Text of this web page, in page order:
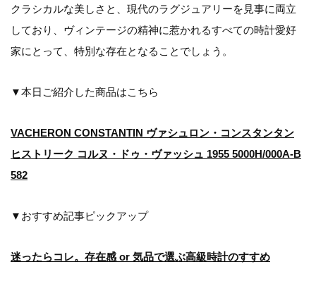
クラシカルな美しさと、現代のラグジュアリーを見事に両立
しており、ヴィンテージの精神に惹かれるすべての時計愛好
家にとって、特別な存在となることでしょう。
▼本日ご紹介した商品はこちら
VACHERON CONSTANTIN ヴァシュロン・コンスタンタン
ヒストリーク コルヌ・ドゥ・ヴァッシュ 1955 5000H/000A-B
582
▼おすすめ記事ピックアップ
迷ったらコレ。存在感 or 気品で選ぶ高級時計のすすめ